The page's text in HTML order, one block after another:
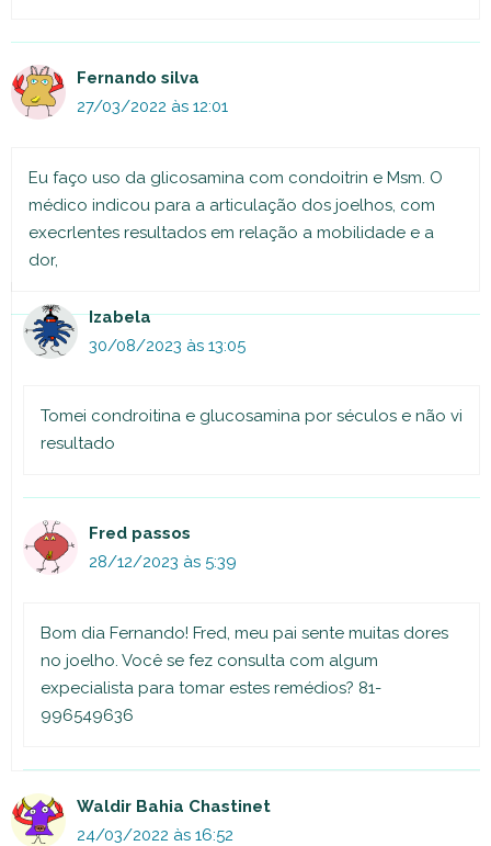
Fernando silva
27/03/2022 às 12:01
Eu faço uso da glicosamina com condoitrin e Msm. O
médico indicou para a articulação dos joelhos, com
execrlentes resultados em relação a mobilidade e a
dor,
Izabela
30/08/2023 às 13:05
Tomei condroitina e glucosamina por séculos e não vi
resultado
Fred passos
28/12/2023 às 5:39
Bom dia Fernando! Fred, meu pai sente muitas dores
no joelho. Você se fez consulta com algum
expecialista para tomar estes remédios? 81-
996549636
Waldir Bahia Chastinet
24/03/2022 às 16:52